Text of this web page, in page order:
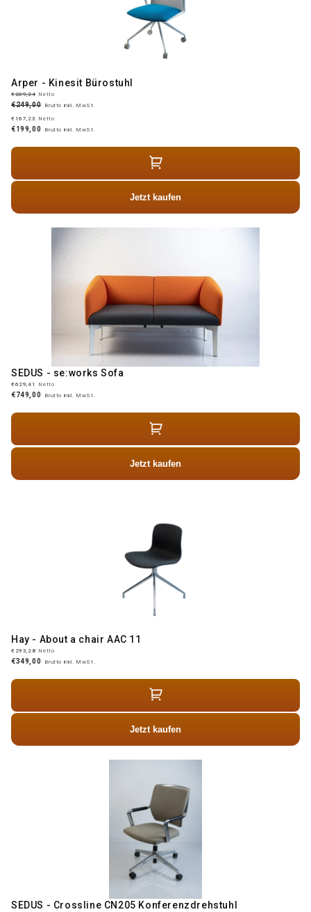
Arper - Kinesit Bürostuhl
€209,24 Netto
€249,00 Brutto inkl. MwSt.
€167,23
Netto
€199,00 Brutto inkl. MwSt.
Jetzt kaufen
SEDUS - se:works Sofa
€629,41 Netto
€749,00 Brutto inkl. MwSt.
Jetzt kaufen
Hay - About a chair AAC 11
€293,28 Netto
€349,00 Brutto inkl. MwSt.
Jetzt kaufen
SEDUS - Crossline CN205 Konferenzdrehstuhl